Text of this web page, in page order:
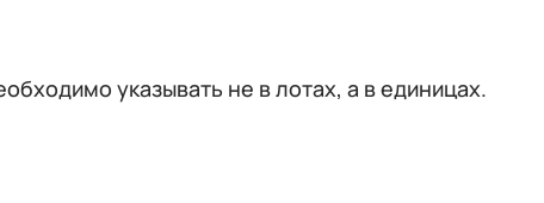
указывать не в лотах, а в единицах.